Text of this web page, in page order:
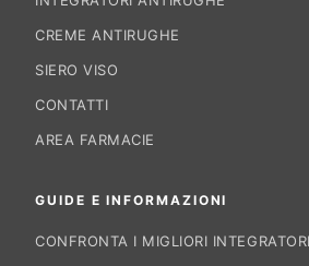
CREME ANTIRUGHE
SIERO VISO
CONTATTI
AREA FARMACIE
GUIDE E INFORMAZIONI
CONFRONTA I MIGLIORI